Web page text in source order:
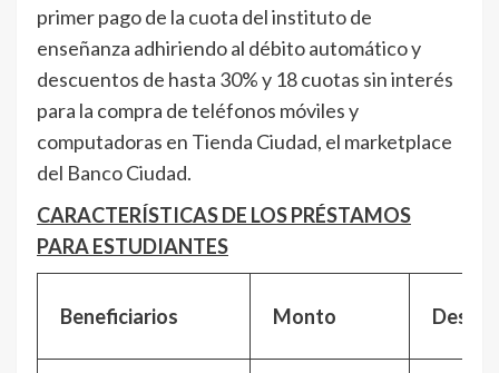
primer pago de la cuota del instituto de
enseñanza adhiriendo al débito automático y
descuentos de hasta 30% y 18 cuotas sin interés
para la compra de teléfonos móviles y
computadoras en Tienda Ciudad, el marketplace
del Banco Ciudad.
CARACTERÍSTICAS DE LOS PRÉSTAMOS
PARA ESTUDIANTES
Beneficiarios Monto